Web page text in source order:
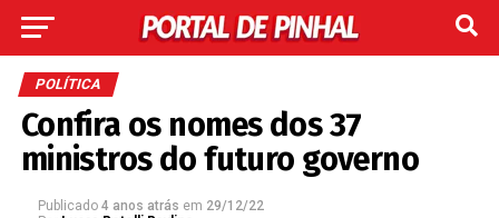
POLÍTICA
Confira os nomes dos 37
ministros do futuro governo
Publicado 4 anos atrás em 29/12/22